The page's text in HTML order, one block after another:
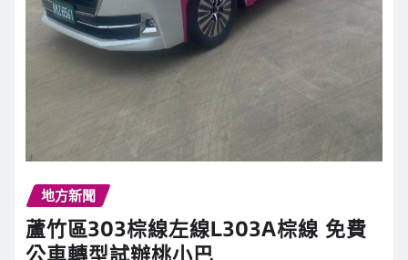
地方新聞
蘆竹區303棕線左線L303A棕線 免費
公車轉型試辦桃小巴